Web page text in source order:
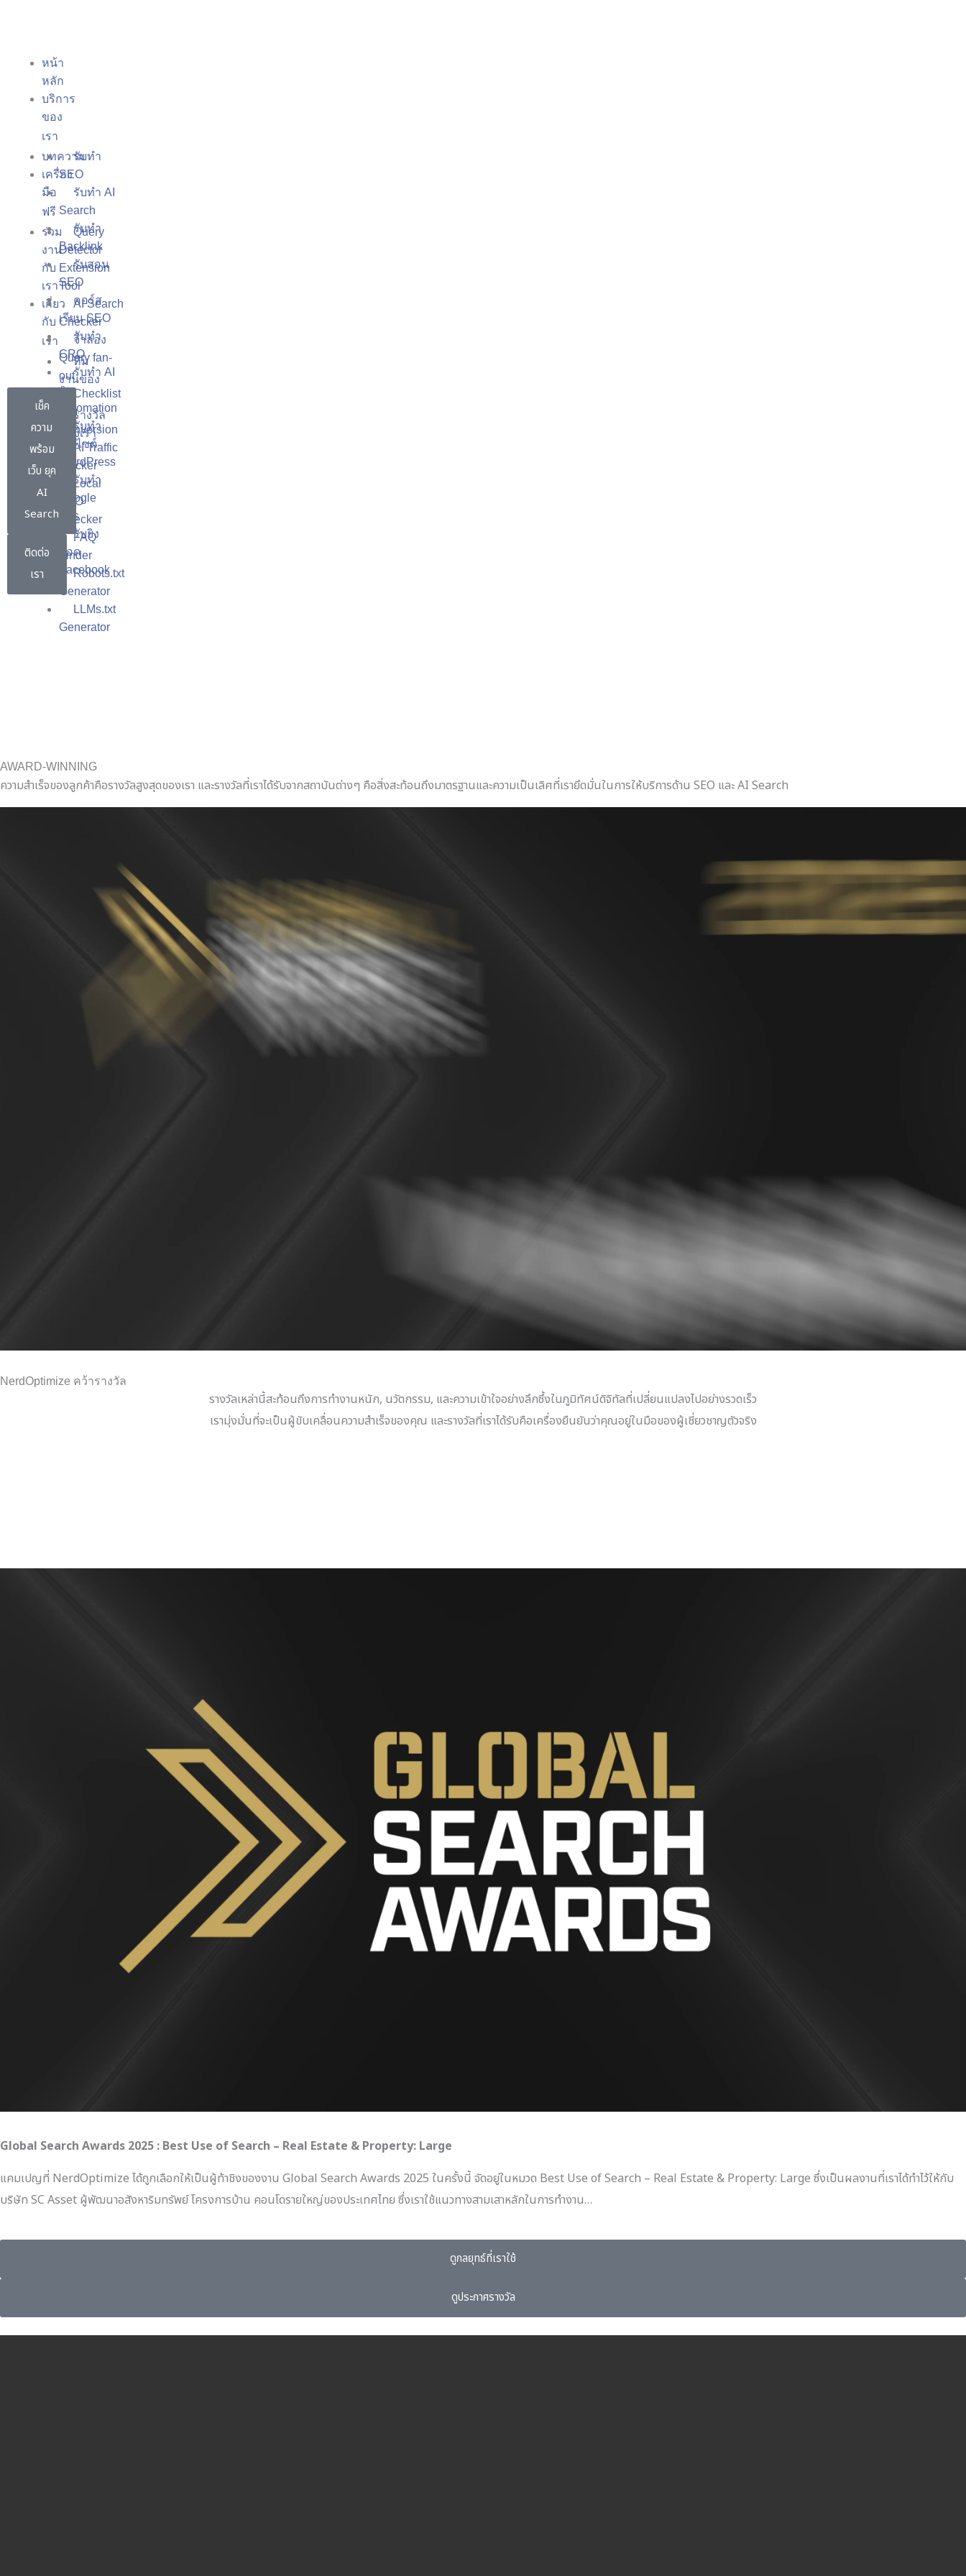
Main
หน้า
หลัก
บริการ
ของ
เรา
รับทำ
SEO
รับทำ AI
Search
รับทำ
Backlink
รับสอน
SEO
คอร์ส
เรียน SEO
รับทำ
CRO
รับทำ AI
&
Automation
รับทำ
เว็บไซต์
WordPress
รับทำ
Google
Ads
รับยิง
แอด
Facebook
บทความ
เครื่อง
มือ
ฟรี
Query
Detector
Extension
Tool
AI Search
Checker
จำลอง
Query fan-
out
Checklist
เพิ่ม
Conversion
AI Traffic
Tracker
Local
SEO
Checker
FAQ
Finder
Robots.txt
Generator
LLMs.txt
Generator
ร่วม
งาน
กับ
เรา
เกี่ยว
กับ
เรา
ทีม
งานของ
รางวัล
ของเรา
เช็ค
ความ
พร้อม
เว็บ ยุค
AI
Search
ติดต่อ
เรา
AWARD-WINNING
ความสำเร็จของลูกค้าคือรางวัลสูงสุดของเรา และรางวัลที่เราได้รับจากสถาบันต่างๆ คือสิ่งสะท้อนถึงมาตรฐานและความเป็นเลิศที่เรายึดมั่นในการให้บริการด้าน SEO และ AI Search
NerdOptimize คว้ารางวัล
รางวัลเหล่านี้สะท้อนถึงการทำงานหนัก, นวัตกรรม, และความเข้าใจอย่างลึกซึ้งในภูมิทัศน์ดิจิทัลที่เปลี่ยนแปลงไปอย่างรวดเร็ว
เรามุ่งมั่นที่จะเป็นผู้ขับเคลื่อนความสำเร็จของคุณ และรางวัลที่เราได้รับคือเครื่องยืนยันว่าคุณอยู่ในมือของผู้เชี่ยวชาญตัวจริง
Global Search Awards 2025 : Best Use of Search – Real Estate & Property: Large
แคมเปญที่ NerdOptimize ได้ถูกเลือกให้เป็นผู้ท้าชิงของงาน Global Search Awards 2025 ในครั้งนี้ จัดอยู่ในหมวด Best Use of Search – Real Estate & Property: Large ซึ่งเป็นผลงานที่เราได้ทำไว้ให้กับ
บริษัท SC Asset ผู้พัฒนาอสังหาริมทรัพย์ โครงการบ้าน คอนโดรายใหญ่ของประเทศไทย ซึ่งเราใช้แนวทางสามเสาหลักในการทำงาน…
ดูกลยุทธ์ที่เราใช้
ดูประกาศรางวัล